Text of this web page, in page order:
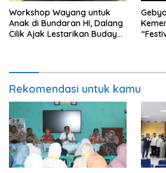
Workshop Wayang untuk
Anak di Bundaran HI, Dalang
Cilik Ajak Lestarikan Budaya
Rekomendasi untuk kamu